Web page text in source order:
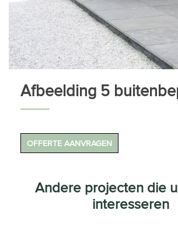
Afbeelding 5
OFFERTE AANVRAGEN
Andere projecten die
interesseren